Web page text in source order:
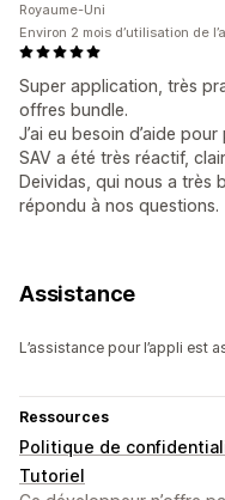
Super application, très
offres bundle.
J’ai eu besoin d’aide
SAV a été très réactif,
Deividas, qui nous a très
répondu à nos questions.
Royaume-Uni
Environ 2 mois d’utilisation de
Assistance
L’assistance pour l’appli est
Ressources
Politique de
Tutoriel